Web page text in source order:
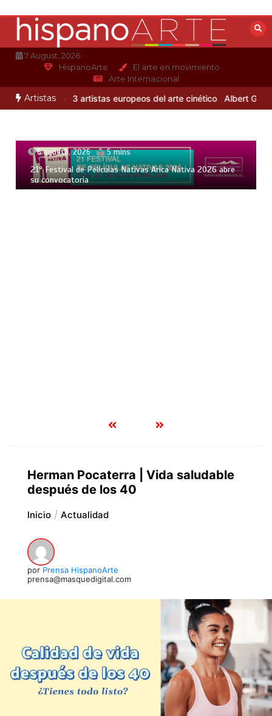
contenido
7 August, 2026
HispanoArte
El arte en movimiento
Arte Internacional
Artistas
Otero 3 artistas europeos del arte cinético Albert Gleizes:
6 agosto, 2026 5 mins
21° Festival de Películas Nativas Arica Nativa 2026 abre
su convocatoria
Herman Pocaterra | Vida saludable
después de los 40
Inicio Actualidad
por Prensa HispanoArte
prensa@masquedigital.com